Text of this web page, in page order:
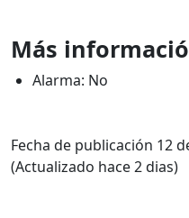
Más
Alarma: No
Fecha de publicación 12
(Actualizado hace 2 dias)